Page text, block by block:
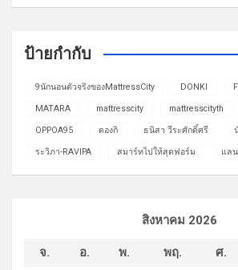
ป้ายกำกับ
9นักนอนตัวจริงของMattressCity DONKI
MATARA mattresscity mattresscityth
OPPOA95 ดองกิ ธนิสา วีระศักดิ์ศรี
ระวิภา-RAVIPA สมาร์ทไปให้สุดฟอร์ม แล
สิงหาคม 2026
จ. อ. พ. พฤ. ศ.